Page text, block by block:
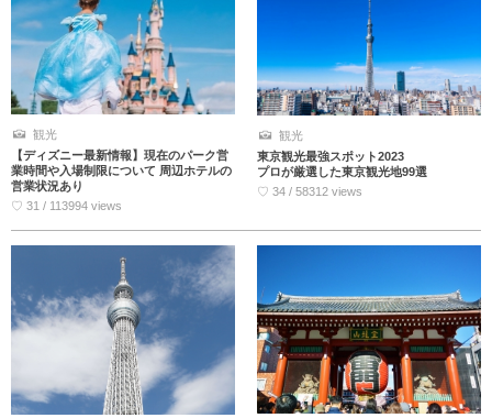
観光
【ディズニー最新情報】現在のパーク営
業時間や入場制限について 周辺ホテルの
営業状況あり
♡ 31 / 113994 views
観光
東京観光最強スポット2023
プロが厳選した東京観光地99選
♡ 34 / 58312 views